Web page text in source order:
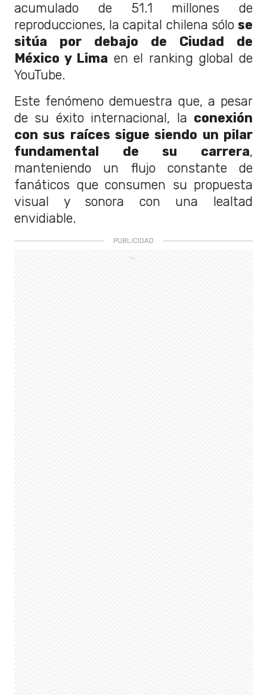
acumulado de 51.1 millones de
reproducciones, la capital chilena sólo se
sitúa por debajo de Ciudad de
México y Lima en el ranking global de
YouTube.
Este fenómeno demuestra que, a pesar
de su éxito internacional, la conexión
con sus raíces sigue siendo un pilar
fundamental de su carrera,
manteniendo un flujo constante de
fanáticos que consumen su propuesta
visual y sonora con una lealtad
envidiable.